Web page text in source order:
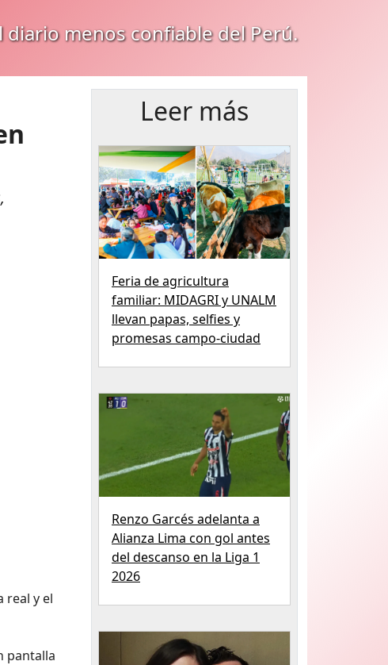
diario menos confiable del Perú.
real y el
pantalla
Leer más
Feria de agricultura
familiar: MIDAGRI y UNALM
llevan papas, selfies y
promesas campo-ciudad
Renzo Garcés adelanta a
Alianza Lima con gol antes
del descanso en la Liga 1
2026